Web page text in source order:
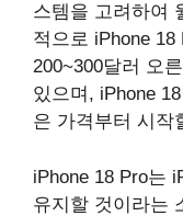
스템을 고려하여
적으로 ‌iPhone
200~300달러 오
있으며, iPhone
은 가격부터 시작
‌iPhone 18 Pro‌는
유지할 것이라는